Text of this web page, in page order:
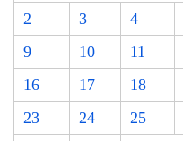
2
3 4
9
10 11
16
17 18
23
24 25